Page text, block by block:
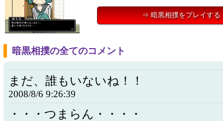
⇒ 暗黒相撲をプレイする
暗黒相撲の全てのコメント
まだ、誰もいないね！！
2008/8/6 9:26:39
・・・つまらん・・・・